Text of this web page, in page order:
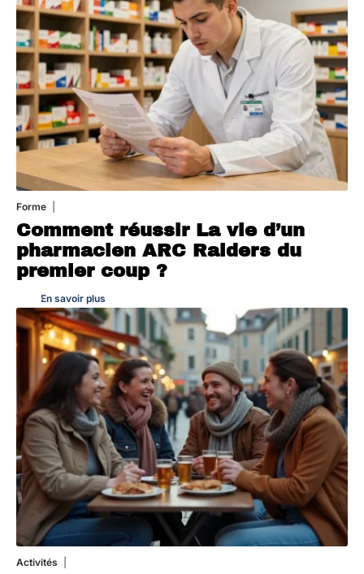
Forme
Comment réussir La vie d’un
pharmacien ARC Raiders du
premier coup ?
En savoir plus
Activités